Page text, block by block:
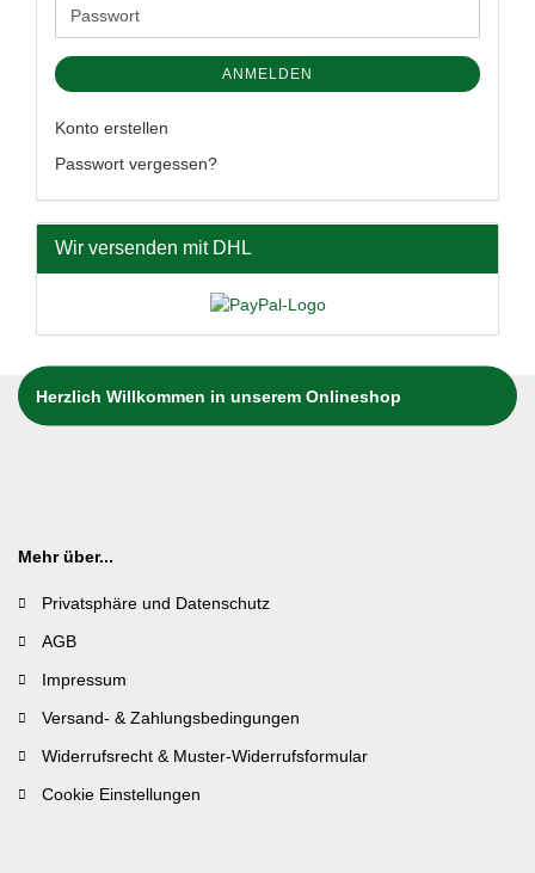
Passwort
ANMELDEN
Konto erstellen
Passwort vergessen?
Wir versenden mit DHL
Herzlich Willkommen in unserem Onlineshop
Mehr über...
Privatsphäre und Datenschutz
AGB
Impressum
Versand- & Zahlungsbedingungen
Widerrufsrecht & Muster-Widerrufsformular
Cookie Einstellungen